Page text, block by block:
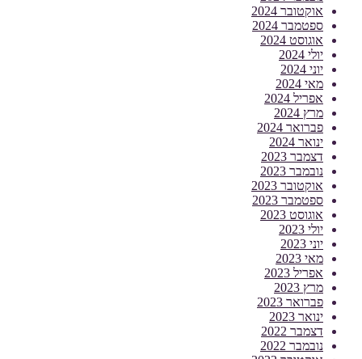
אוקטובר 2024
ספטמבר 2024
אוגוסט 2024
יולי 2024
יוני 2024
מאי 2024
אפריל 2024
מרץ 2024
פברואר 2024
ינואר 2024
דצמבר 2023
נובמבר 2023
אוקטובר 2023
ספטמבר 2023
אוגוסט 2023
יולי 2023
יוני 2023
מאי 2023
אפריל 2023
מרץ 2023
פברואר 2023
ינואר 2023
דצמבר 2022
נובמבר 2022